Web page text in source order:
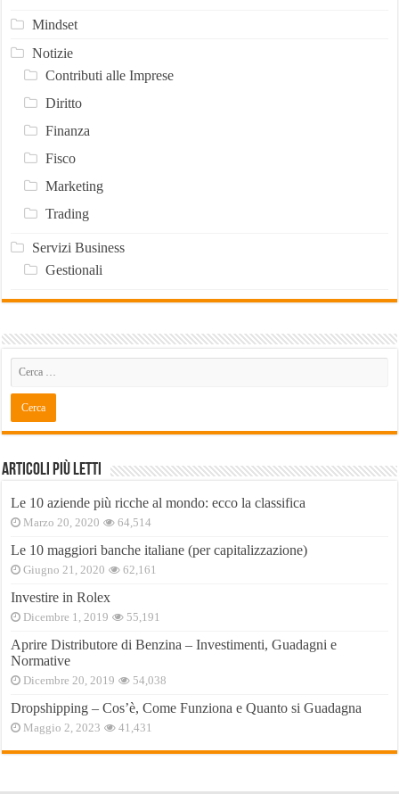
Mindset
Notizie
Contributi alle Imprese
Diritto
Finanza
Fisco
Marketing
Trading
Servizi Business
Gestionali
Articoli Più Letti
Le 10 aziende più ricche al mondo: ecco la classifica
Marzo 20, 2020 64,514
Le 10 maggiori banche italiane (per capitalizzazione)
Giugno 21, 2020 62,161
Investire in Rolex
Dicembre 1, 2019 55,191
Aprire Distributore di Benzina – Investimenti, Guadagni e
Normative
Dicembre 20, 2019 54,038
Dropshipping – Cos’è, Come Funziona e Quanto si Guadagna
Maggio 2, 2023 41,431